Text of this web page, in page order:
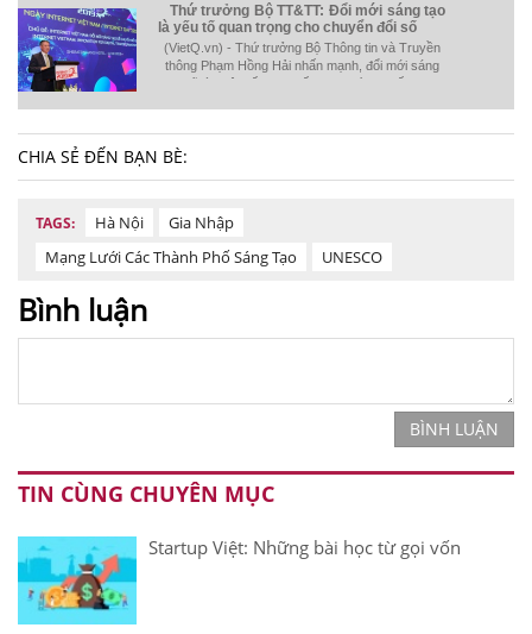
Thứ trưởng Bộ TT&TT: Đổi mới sáng tạo
là yếu tố quan trọng cho chuyển đổi số
(VietQ.vn) - Thứ trưởng Bộ Thông tin và Truyền
thông Phạm Hồng Hải nhấn mạnh, đổi mới sáng
tạo sẽ là nhân tố trọng yếu mang tính chiến lược
CHIA SẺ ĐẾN BẠN BÈ:
TAGS: Hà Nội
Gia Nhập
Mạng Lưới Các Thành Phố Sáng Tạo
UNESCO
Bình luận
BÌNH LUẬN
TIN CÙNG CHUYÊN MỤC
Startup Việt: Những bài học từ gọi vốn